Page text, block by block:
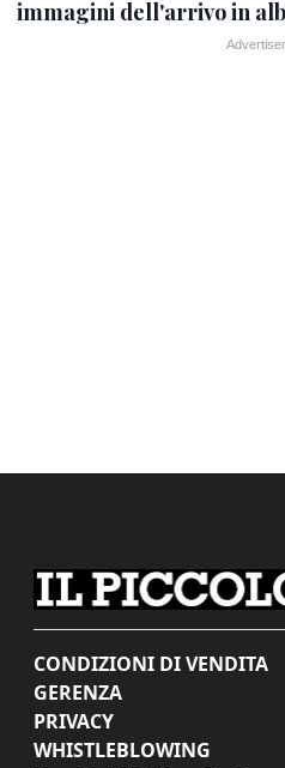
immagini dell'arrivo in
CONDIZIONI DI VENDITA
GERENZA
PRIVACY
WHISTLEBLOWING